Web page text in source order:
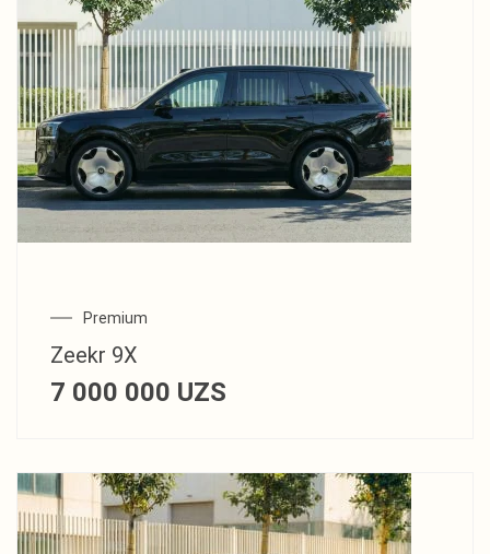
Premium
Zeekr 9X
7 000 000 UZS